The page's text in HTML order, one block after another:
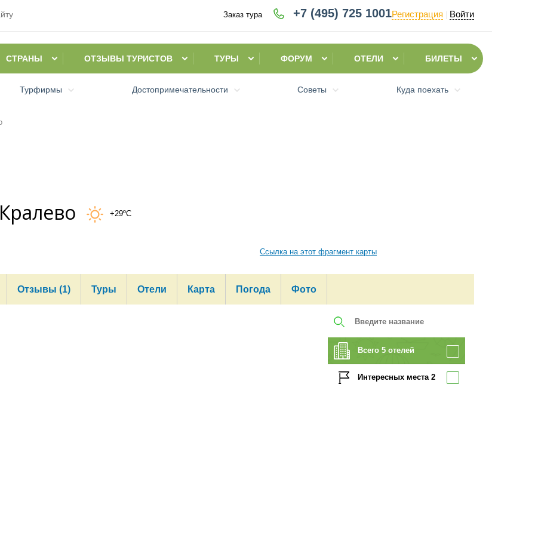
Заказ тура +7 (495) 725 1001Регистрация Войти
СТРАНЫ ОТЗЫВЫ ТУРИСТОВ ТУРЫ ФОРУМ ОТЕЛИ БИЛЕТЫ
Турфирмы Достопримечательности Советы Куда поехать
+29ºC
Ссылка на этот фрагмент карты
Отзывы (1) Туры Отели Карта Погода Фото
Всего 5 отелей
Интересных места 2